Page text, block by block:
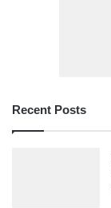
Recent Posts